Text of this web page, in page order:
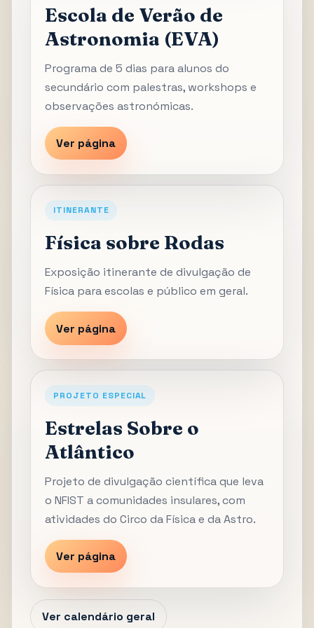
Escola de Verão de
Astronomia (EVA)
Programa de 5 dias para alunos do
secundário com palestras, workshops e
observações astronómicas.
Ver página
ITINERANTE
Física sobre Rodas
Exposição itinerante de divulgação de
Física para escolas e público em geral.
Ver página
PROJETO ESPECIAL
Estrelas Sobre o
Atlântico
Projeto de divulgação científica que leva
o NFIST a comunidades insulares, com
atividades do Circo da Física e da Astro.
Ver página
Ver calendário geral